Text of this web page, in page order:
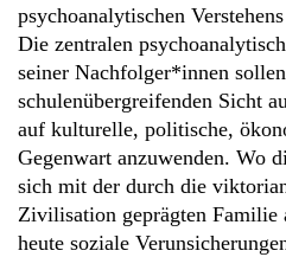
psychoanalytischen
Die zentralen
seiner Nachfolger*innen
schulenübergreifenden Sicht
auf kulturelle, politische,
Gegenwart anzuwenden. Wo
sich mit der durch die
Zivilisation geprägten Familie
heute soziale